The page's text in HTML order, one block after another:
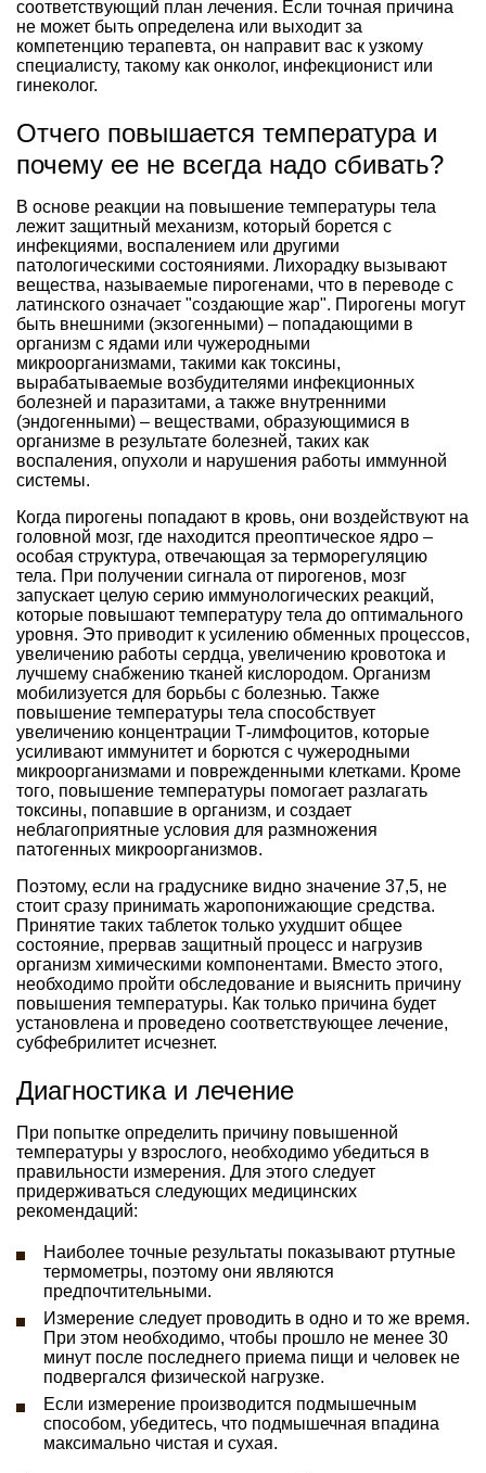
соответствующий план лечения. Если точная причина
не может быть определена или выходит за
компетенцию терапевта, он направит вас к узкому
специалисту, такому как онколог, инфекционист или
гинеколог.
Отчего повышается температура и
почему ее не всегда надо сбивать?
В основе реакции на повышение температуры тела
лежит защитный механизм, который борется с
инфекциями, воспалением или другими
патологическими состояниями. Лихорадку вызывают
вещества, называемые пирогенами, что в переводе с
латинского означает "создающие жар". Пирогены могут
быть внешними (экзогенными) – попадающими в
организм с ядами или чужеродными
микроорганизмами, такими как токсины,
вырабатываемые возбудителями инфекционных
болезней и паразитами, а также внутренними
(эндогенными) – веществами, образующимися в
организме в результате болезней, таких как
воспаления, опухоли и нарушения работы иммунной
системы.
Когда пирогены попадают в кровь, они воздействуют на
головной мозг, где находится преоптическое ядро –
особая структура, отвечающая за терморегуляцию
тела. При получении сигнала от пирогенов, мозг
запускает целую серию иммунологических реакций,
которые повышают температуру тела до оптимального
уровня. Это приводит к усилению обменных процессов,
увеличению работы сердца, увеличению кровотока и
лучшему снабжению тканей кислородом. Организм
мобилизуется для борьбы с болезнью. Также
повышение температуры тела способствует
увеличению концентрации Т-лимфоцитов, которые
усиливают иммунитет и борются с чужеродными
микроорганизмами и поврежденными клетками. Кроме
того, повышение температуры помогает разлагать
токсины, попавшие в организм, и создает
неблагоприятные условия для размножения
патогенных микроорганизмов.
Поэтому, если на градуснике видно значение 37,5, не
стоит сразу принимать жаропонижающие средства.
Принятие таких таблеток только ухудшит общее
состояние, прервав защитный процесс и нагрузив
организм химическими компонентами. Вместо этого,
необходимо пройти обследование и выяснить причину
повышения температуры. Как только причина будет
установлена и проведено соответствующее лечение,
субфебрилитет исчезнет.
Диагностика и лечение
При попытке определить причину повышенной
температуры у взрослого, необходимо убедиться в
правильности измерения. Для этого следует
придерживаться следующих медицинских
рекомендаций:
Наиболее точные результаты показывают ртутные
термометры, поэтому они являются
предпочтительными.
Измерение следует проводить в одно и то же время.
При этом необходимо, чтобы прошло не менее 30
минут после последнего приема пищи и человек не
подвергался физической нагрузке.
Если измерение производится подмышечным
способом, убедитесь, что подмышечная впадина
максимально чистая и сухая.